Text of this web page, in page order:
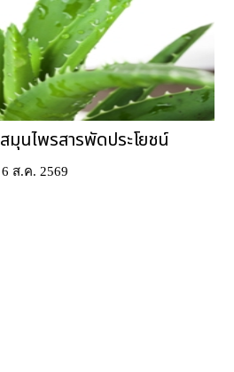
มุนไพรสารพัดประโยชน์
6 ส.ค. 2569